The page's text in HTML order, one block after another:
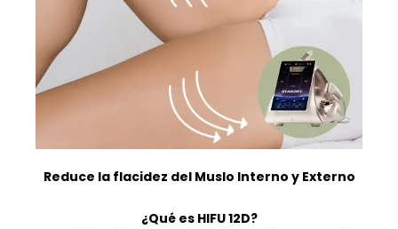
Reduce la flacidez del Muslo Interno y Externo
¿Qué es HIFU 12D?